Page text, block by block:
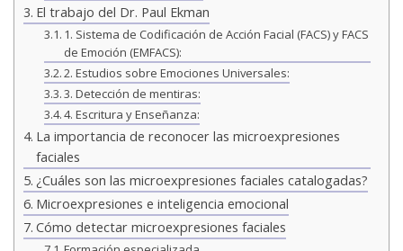
El trabajo del Dr. Paul Ekman
1. Sistema de Codificación de Acción Facial (FACS) y FACS
de Emoción (EMFACS):
2. Estudios sobre Emociones Universales:
3. Detección de mentiras:
4. Escritura y Enseñanza:
La importancia de reconocer las microexpresiones
faciales
¿Cuáles son las microexpresiones faciales catalogadas?
Microexpresiones e inteligencia emocional
Cómo detectar microexpresiones faciales